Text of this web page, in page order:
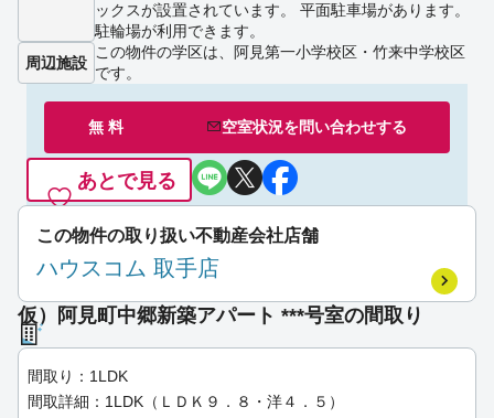
ックスが設置されています。 平面駐車場があります。
駐輪場が利用できます。
周辺施設
この物件の学区は、阿見第一小学校区・竹来中学校区
です。
無 料 空室状況を問い合わせする
あとで見る
この物件の取り扱い不動産会社店舗
ハウスコム 取手店
仮）阿見町中郷新築アパート ***号室の間取り
間取り：1LDK
間取詳細：1LDK（ＬＤＫ９．８・洋４．５）